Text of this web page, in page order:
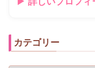
カテゴリー